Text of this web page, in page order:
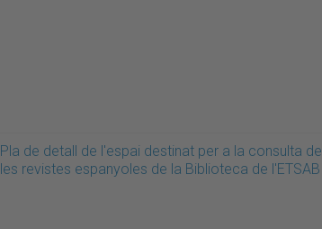
Pla de detall de l'espai destinat per a la consulta de
les revistes espanyoles de la Biblioteca de l'ETSAB